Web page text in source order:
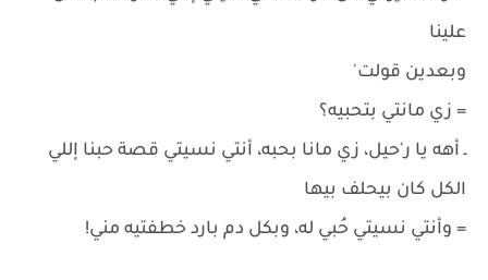
علينا
وبعدين قولت'
= زي مانتي بتحبيه؟
ـ أهه يا ر'حيل، زي مانا بحبه، أنتي نسيتي قصة حبنا إللي
الكل كان بيحلف بيها
= وأنتي نسيتي حُبي له، وبكل دم بارد خطفتيه مني!